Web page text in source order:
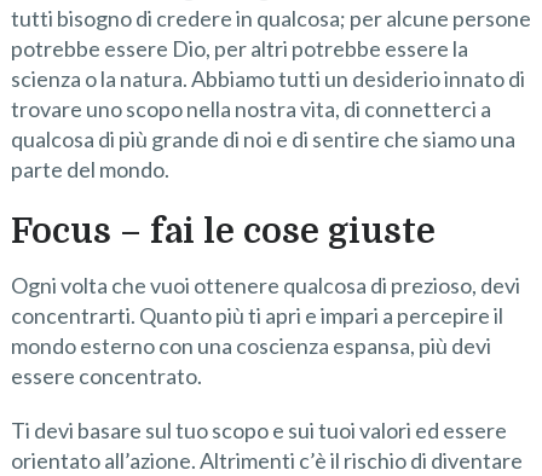
tutti bisogno di credere in qualcosa; per alcune persone
potrebbe essere Dio, per altri potrebbe essere la
scienza o la natura. Abbiamo tutti un desiderio innato di
trovare uno scopo nella nostra vita, di connetterci a
qualcosa di più grande di noi e di sentire che siamo una
parte del mondo.
Focus – fai le cose giuste
Ogni volta che vuoi ottenere qualcosa di prezioso, devi
concentrarti. Quanto più ti apri e impari a percepire il
mondo esterno con una coscienza espansa, più devi
essere concentrato.
Ti devi basare sul tuo scopo e sui tuoi valori ed essere
orientato all’azione. Altrimenti c’è il rischio di diventare